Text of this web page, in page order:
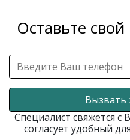
Оставьте
Вызвать
Специалист свяжется
согласует удобный